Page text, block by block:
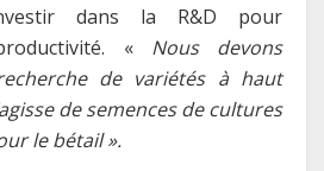
dans la R&D pour
« Nous devons
de variétés à haut
de semences de cultures
le bétail ».